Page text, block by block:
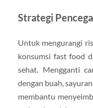
Strategi
Untuk mengurangi
konsumsi fast food
sehat. Mengganti
dengan buah,
membantu